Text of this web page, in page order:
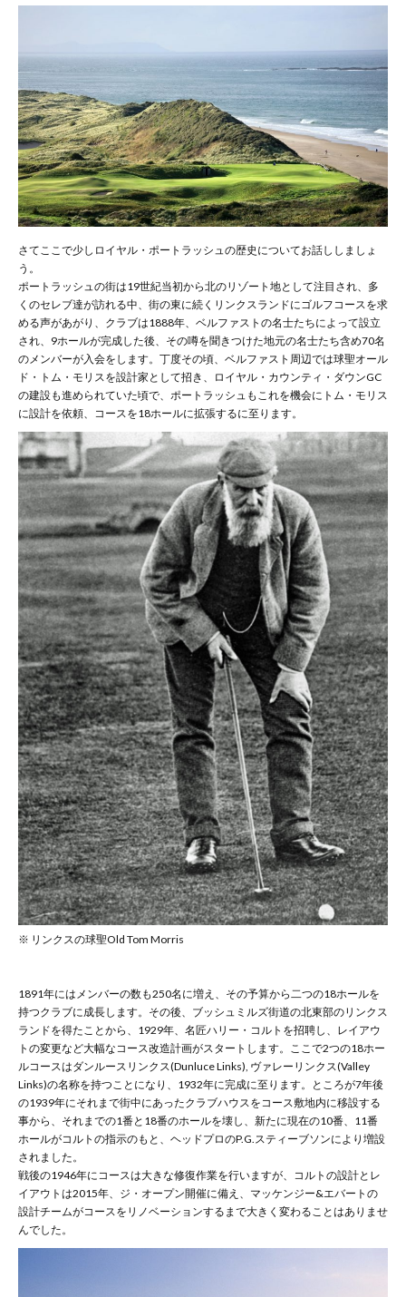
さてここで少しロイヤル・ポートラッシュの歴史についてお話ししましょ
う。
ポートラッシュの街は19世紀当初から北のリゾート地として注目され、多
くのセレブ達が訪れる中、街の東に続くリンクスランドにゴルフコースを求
める声があがり、クラブは1888年、ベルファストの名士たちによって設立
され、9ホールが完成した後、その噂を聞きつけた地元の名士たち含め70名
のメンバーが入会をします。丁度その頃、ベルファスト周辺では球聖オール
ド・トム・モリスを設計家として招き、ロイヤル・カウンティ・ダウンGC
の建設も進められていた頃で、ポートラッシュもこれを機会にトム・モリス
に設計を依頼、コースを18ホールに拡張するに至ります。
※ リンクスの球聖Old Tom Morris
1891年にはメンバーの数も250名に増え、その予算から二つの18ホールを
持つクラブに成長します。その後、ブッシュミルズ街道の北東部のリンクス
ランドを得たことから、1929年、名匠ハリー・コルトを招聘し、レイアウ
トの変更など大幅なコース改造計画がスタートします。ここで2つの18ホー
ルコースはダンルースリンクス(Dunluce Links), ヴァレーリンクス(Valley
Links)の名称を持つことになり、1932年に完成に至ります。ところが7年後
の1939年にそれまで街中にあったクラブハウスをコース敷地内に移設する
事から、それまでの1番と18番のホールを壊し、新たに現在の10番、11番
ホールがコルトの指示のもと、ヘッドプロのP.G.スティーブソンにより増設
されました。
戦後の1946年にコースは大きな修復作業を行いますが、コルトの設計とレ
イアウトは2015年、ジ・オープン開催に備え、マッケンジー&エバートの
設計チームがコースをリノベーションするまで大きく変わることはありませ
んでした。